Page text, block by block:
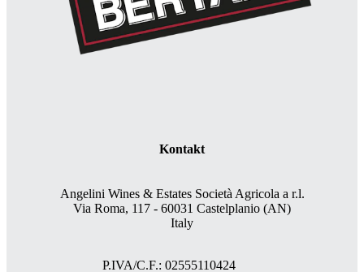
Kontakt
Angelini Wines & Estates Società Agricola a r.l.
Via Roma, 117 - 60031 Castelplanio (AN)
Italy
P.IVA/C.F.: 02555110424